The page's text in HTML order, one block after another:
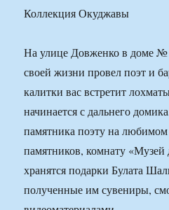
Коллекция Окуджавы
На улице Довженко в доме №
своей жизни провел поэт и
калитки вас встретит
начинается с дальнего
памятника поэту на
памятников, комнату «Музей
хранятся подарки Булата
полученные им сувениры,